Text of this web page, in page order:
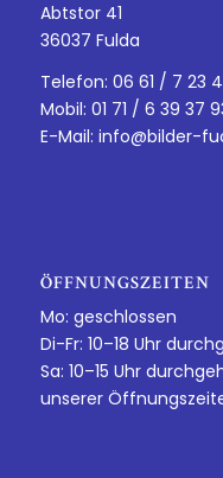
Abtstor 41
36037 Fulda
Telefon: 06 61 / 7 23
Mobil: 01 71 / 6 39 37
E-Mail: info@bilder-
ÖFFNUNGSZEITEN
Mo: geschlossen
Di-Fr: 10–18 Uhr
Sa: 10–15 Uhr
unserer